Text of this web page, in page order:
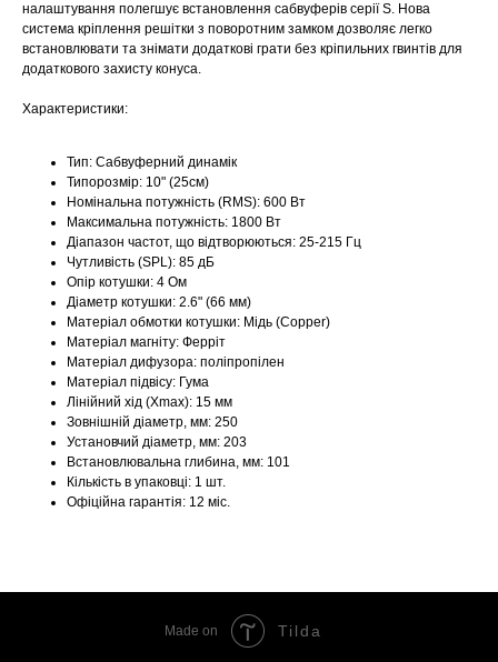
налаштування полегшує встановлення сабвуферів серії S. Нова
система кріплення решітки з поворотним замком дозволяє легко
встановлювати та знімати додаткові грати без кріпильних гвинтів для
додаткового захисту конуса.
Характеристики:
Тип: Сабвуферний динамік
Типорозмір: 10" (25см)
Номінальна потужність (RMS): 600 Вт
Максимальна потужність: 1800 Вт
Діапазон частот, що відтворюються: 25-215 Гц
Чутливість (SPL): 85 дБ
Опір котушки: 4 Ом
Діаметр котушки: 2.6" (66 мм)
Матеріал обмотки котушки: Мідь (Сopper)
Матеріал магніту: Ферріт
Матеріал дифузора: поліпропілен
Матеріал підвісу: Гума
Лінійний хід (Xmax): 15 мм
Зовнішній діаметр, мм: 250
Установчий діаметр, мм: 203
Встановлювальна глибина, мм: 101
Кількість в упаковці: 1 шт.
Офіційна гарантія: 12 міс.
Made on Tilda